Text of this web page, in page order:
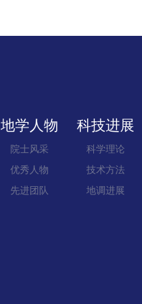
地学人物
院士风采
优秀人物
先进团队
科技进展
科学理论
技术方法
地调进展